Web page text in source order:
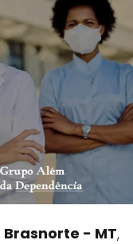
Brasnorte - MT,